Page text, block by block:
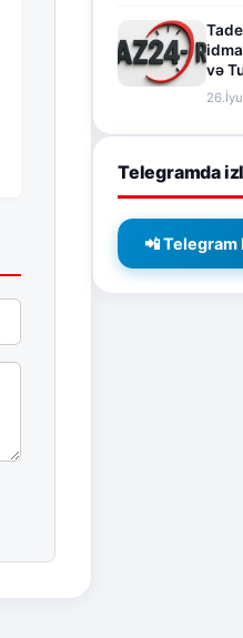
və
Telegramda
📲 Telegram